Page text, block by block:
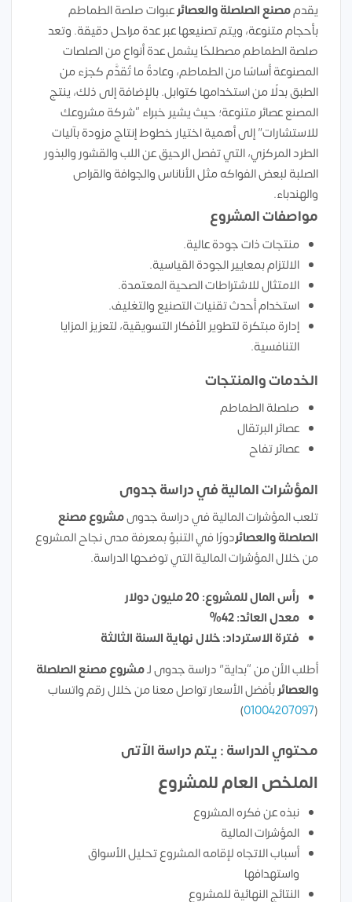
يقدممصنع الصلصلة والعصائرعبوات صلصة الطماطم
بأحجام متنوعة، ويتم تصنيعها عبر عدة مراحل دقيقة. وتعد
صلصة الطماطم مصطلحًا يشمل عدة أنواع من الصلصات
المصنوعة أساسًا من الطماطم، وعادةً ما تُقدَّم كجزء من
الطبق بدلًا من استخدامها كتوابل. بالإضافة إلى ذلك، ينتج
المصنع عصائر متنوعة؛ حيث يشير خبراء “شركة مشروعك
للاستشارات” إلى أهمية اختيار خطوط إنتاج مزودة بآليات
الطرد المركزي، التي تفصل الرحيق عن اللب والقشور والبذور
الصلبة لبعض الفواكه مثل الأناناس والجوافة والقراص
والهندباء.
مواصفات المشروع
منتجات ذات جودة عالية.
الالتزام بمعايير الجودة القياسية.
الامتثال للاشتراطات الصحية المعتمدة.
استخدام أحدث تقنيات التصنيع والتغليف.
إدارة مبتكرة لتطوير الأفكار التسويقية، لتعزيز المزايا
التنافسية.
الخدمات والمنتجات
صلصلة الطماطم
عصائر البرتقال
عصائر تفاح
المؤشرات المالية في دراسة جدوى
تلعب المؤشرات المالية في دراسة جدوىمشروع مصنع
الصلصلة والعصائردورًا في التنبؤ بمعرفة مدى نجاح المشروع
من خلال المؤشرات المالية التي توضحها الدراسة.
رأس المال للمشروع: 20 مليون دولار
معدل العائد: 42%
فترة الاسترداد: خلال نهاية السنة الثالثة
أطلب الأن من “بداية” دراسة جدوى لـمشروع مصنع الصلصلة
والعصائربأفضل الأسعار تواصل معنا من خلال رقم واتساب
(
01004207097
)
محتوي الدراسة : يتم دراسة الآتى
الملخص العام للمشروع
نبذه عن فكره المشروع
المؤشرات المالية
أسباب الاتجاه لإقامه المشروع تحليل الأسواق
واستهدافها
النتائج النهائية للمشروع